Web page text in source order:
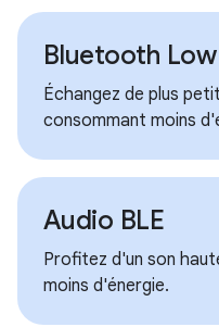
Bluetooth
Échangez de plus
consommant moins
Audio BLE
Profitez d'un son
moins d'énergie.